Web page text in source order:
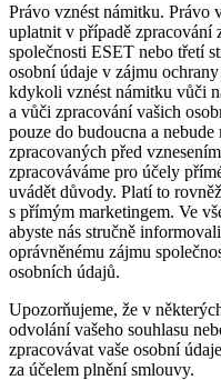
Právo vznést námitku. Právo
uplatnit v případě zpracování
společnosti ESET nebo třetí
osobní údaje v zájmu
kdykoli vznést námitku vůči
a vůči zpracování vašich
pouze do budoucna a
zpracovaných před
zpracováváme pro účely
uvádět důvody. Platí to
s přímým marketingem. Ve
abyste nás stručně
oprávněnému zájmu
osobních údajů.
Upozorňujeme, že v
odvolání vašeho souhlasu
zpracovávat vaše osobní
za účelem plnění smlouvy.